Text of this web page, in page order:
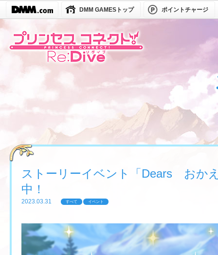
DMM GAMESトップ ポイントチャージ
ストーリーイベント「Dears おか
中！
2023.03.31 すべて イベント